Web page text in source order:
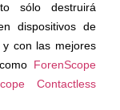
sólo destruirá
dispositivos de
con las mejores
ForenScope
Contactless